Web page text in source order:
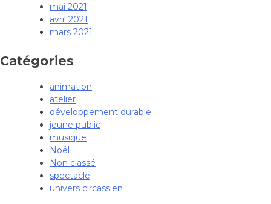
mai 2021
avril 2021
mars 2021
Catégories
animation
atelier
développement durable
jeune public
musique
Noël
Non classé
spectacle
univers circassien